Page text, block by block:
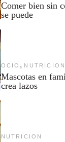
Comer bien sin
se puede
OCIO , NUTRICION
Mascotas en
crea lazos
NUTRICION